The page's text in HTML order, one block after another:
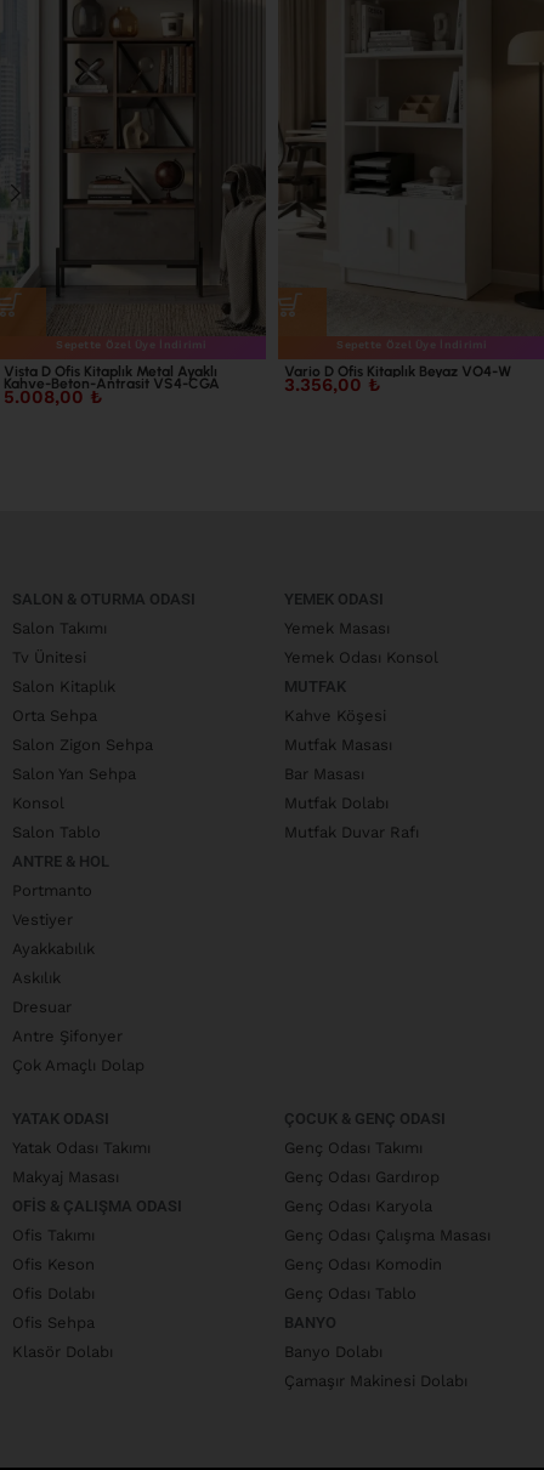
Sepette Özel Üye İndirimi
Vista D Ofis Kitaplık Metal Ayaklı
Kahve-Beton-Antrasit VS4-CGA
5.008,00 ₺
Sepette Özel Üye İndirimi
Vario D Ofis Kitaplık Beyaz VO4-W
3.356,00 ₺
SALON & OTURMA ODASI
Salon Takımı
Tv Ünitesi
Salon Kitaplık
Orta Sehpa
Salon Zigon Sehpa
Salon Yan Sehpa
Konsol
Salon Tablo
ANTRE & HOL
Portmanto
Vestiyer
Ayakkabılık
Askılık
Dresuar
Antre Şifonyer
Çok Amaçlı Dolap
YEMEK ODASI
Yemek Masası
Yemek Odası Konsol
MUTFAK
Kahve Köşesi
Mutfak Masası
Bar Masası
Mutfak Dolabı
Mutfak Duvar Rafı
YATAK ODASI
Yatak Odası Takımı
Makyaj Masası
OFIS & ÇALIŞMA ODASI
Ofis Takımı
Ofis Keson
Ofis Dolabı
Ofis Sehpa
Klasör Dolabı
ÇOCUK & GENÇ ODASI
Genç Odası Takımı
Genç Odası Gardırop
Genç Odası Karyola
Genç Odası Çalışma Masası
Genç Odası Komodin
Genç Odası Tablo
BANYO
Banyo Dolabı
Çamaşır Makinesi Dolabı